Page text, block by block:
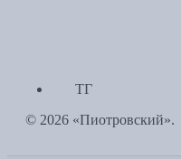
ТГ
© 2026 «Пиотровский».